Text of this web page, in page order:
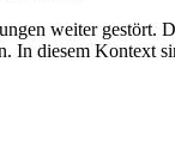
weiter gestört.
In diesem Kontext